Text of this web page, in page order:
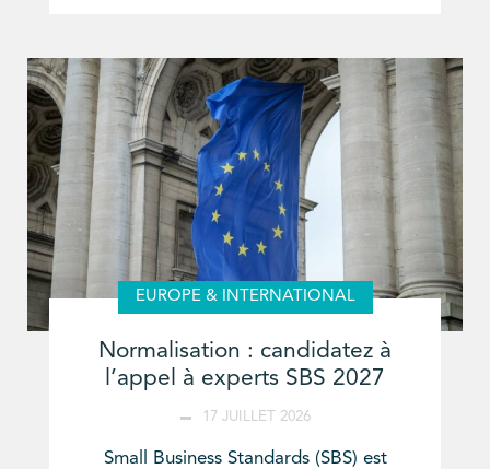
EUROPE & INTERNATIONAL
Normalisation : candidatez à
l’appel à experts SBS 2027
17 JUILLET 2026
Small Business Standards (SBS) est